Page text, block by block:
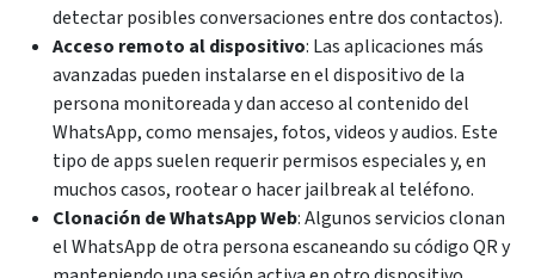
detectar posibles conversaciones entre dos contactos).
Acceso remoto al dispositivo: Las aplicaciones más
avanzadas pueden instalarse en el dispositivo de la
persona monitoreada y dan acceso al contenido del
WhatsApp, como mensajes, fotos, videos y audios. Este
tipo de apps suelen requerir permisos especiales y, en
muchos casos, rootear o hacer jailbreak al teléfono.
Clonación de WhatsApp Web: Algunos servicios clonan
el WhatsApp de otra persona escaneando su código QR y